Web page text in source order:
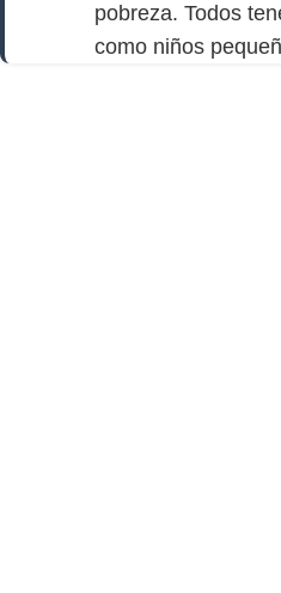
pobreza. Todos
como niños